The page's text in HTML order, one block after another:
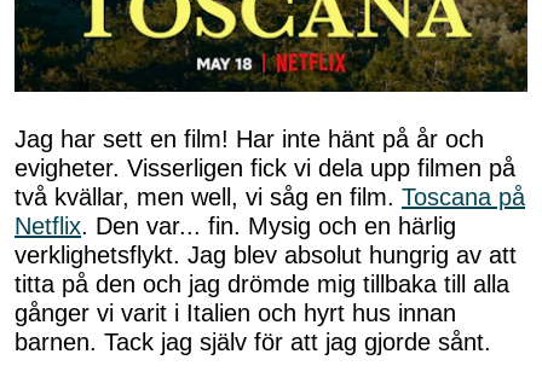
Jag har sett en film! Har inte hänt på år och
evigheter. Visserligen fick vi dela upp filmen på
två kvällar, men well, vi såg en film. Toscana på
Netflix. Den var... fin. Mysig och en härlig
verklighetsflykt. Jag blev absolut hungrig av att
titta på den och jag drömde mig tillbaka till alla
gånger vi varit i Italien och hyrt hus innan
barnen. Tack jag själv för att jag gjorde sånt.